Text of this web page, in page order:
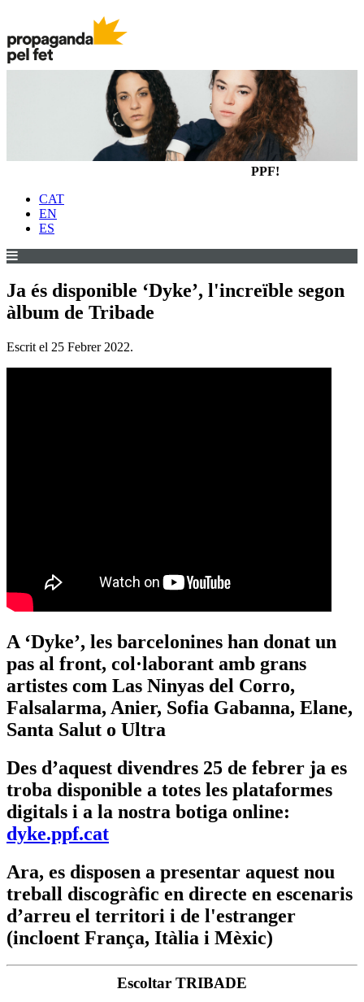
PPF!
CAT
EN
ES
Ja és disponible ‘Dyke’, l'increïble segon
àlbum de Tribade
Escrit el 25 Febrer 2022.
A ‘Dyke’, les barcelonines han donat un
pas al front, col·laborant amb grans
artistes com Las Ninyas del Corro,
Falsalarma, Anier, Sofia Gabanna, Elane,
Santa Salut o Ultra
Des d’aquest divendres 25 de febrer ja es
troba disponible a totes les plataformes
digitals i a la nostra botiga online:
dyke.ppf.cat
Ara, es disposen a presentar aquest nou
treball discogràfic en directe en escenaris
d’arreu el territori i de l'estranger
(incloent França, Itàlia i Mèxic)
Escoltar TRIBADE